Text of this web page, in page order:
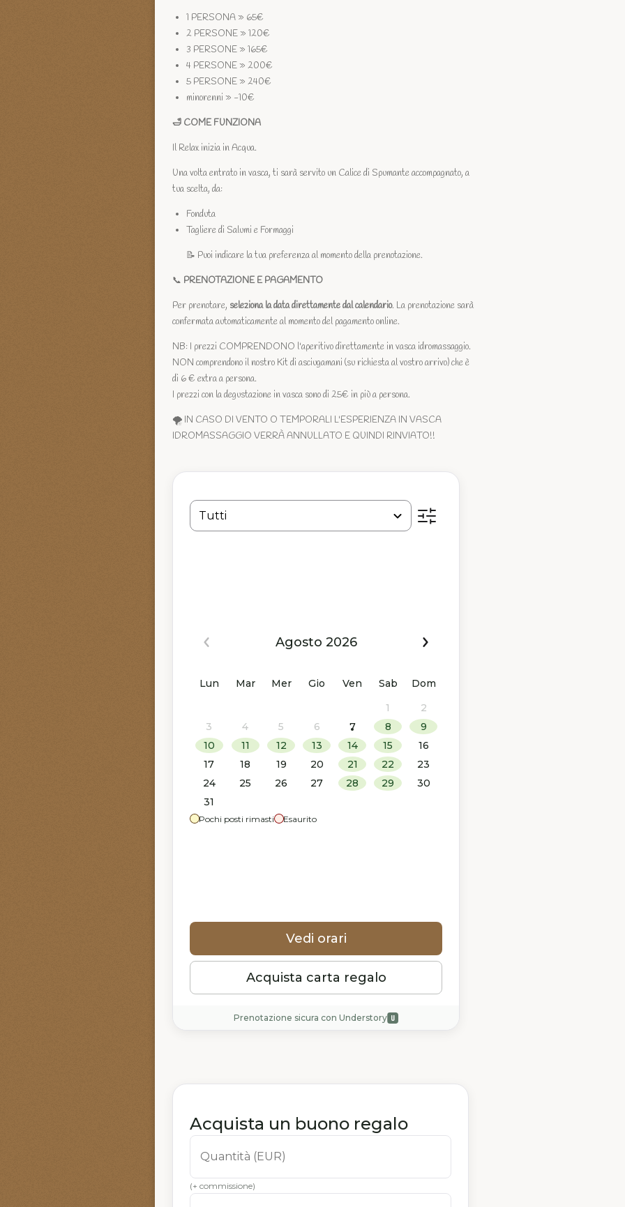
1 PERSONA » 65€
2 PERSONE » 120€
3 PERSONE » 165€
4 PERSONE » 200€
5 PERSONE » 240€
minorenni » -10€
🛁 COME FUNZIONA
Il Relax inizia in Acqua.
Una volta entrato in vasca, ti sarà servito un Calice di Spumante accompagnato, a
tua scelta, da:
Fonduta
Tagliere di Salumi e Formaggi
📝 Puoi indicare la tua preferenza al momento della prenotazione.
📞 PRENOTAZIONE E PAGAMENTO
Per prenotare, seleziona la data direttamente dal calendario. La prenotazione sarà
confermata automaticamente al momento del pagamento online.
NB: I prezzi COMPRENDONO l'aperitivo direttamente in vasca idromassaggio.
NON comprendono il nostro Kit di asciugamani (su richiesta al vostro arrivo) che è
di 6 € extra a persona.
I prezzi con la degustazione in vasca sono di 25€ in più a persona.
🌪️ IN CASO DI VENTO O TEMPORALI L'ESPERIENZA IN VASCA
IDROMASSAGGIO VERRÀ ANNULLATO E QUINDI RINVIATO!!